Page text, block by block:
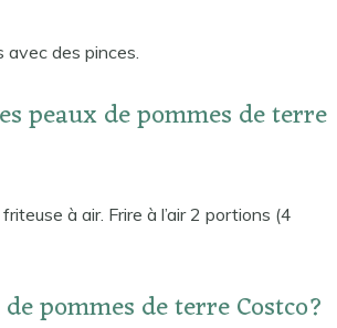
avec des pinces.
peaux de pommes de terre
à air. Frire à l’air 2 portions (4
pommes de terre Costco?